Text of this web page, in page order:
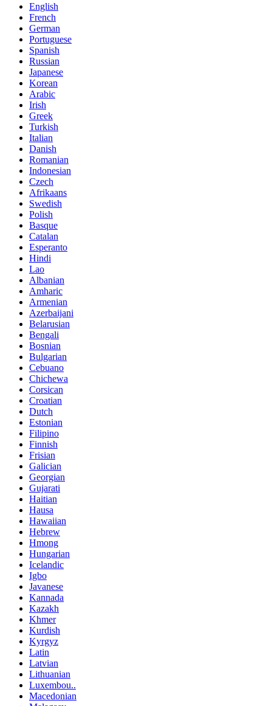
English
French
German
Portuguese
Spanish
Russian
Japanese
Korean
Arabic
Irish
Greek
Turkish
Italian
Danish
Romanian
Indonesian
Czech
Afrikaans
Swedish
Polish
Basque
Catalan
Esperanto
Hindi
Lao
Albanian
Amharic
Armenian
Azerbaijani
Belarusian
Bengali
Bosnian
Bulgarian
Cebuano
Chichewa
Corsican
Croatian
Dutch
Estonian
Filipino
Finnish
Frisian
Galician
Georgian
Gujarati
Haitian
Hausa
Hawaiian
Hebrew
Hmong
Hungarian
Icelandic
Igbo
Javanese
Kannada
Kazakh
Khmer
Kurdish
Kyrgyz
Latin
Latvian
Lithuanian
Luxembou..
Macedonian